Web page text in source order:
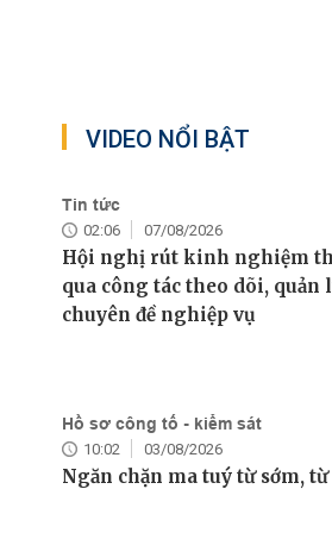
VIDEO NỔI BẬT
Tin tức
02:06 07/08/2026
Hội nghị rút kinh nghiệm
qua công tác theo dõi, quản
chuyên đề nghiệp vụ
Hồ sơ công tố - kiểm sát
10:02 03/08/2026
Ngăn chặn ma tuý từ sớm,